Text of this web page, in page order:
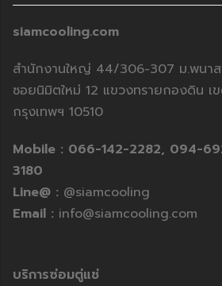
siamcooling.com
สำนักงานใหญ่ 44/306-307 ม.พนาส
ซอยนิมิตใหม่ 12 แขวงทรายกองดิน เ
กรุงเทพฯ 10510
Mobile : 066-142-2282, 094-
3180
Line@ : @siamcooling
Email : info@siamcooling.com
บริการซ่อมตู่แช่